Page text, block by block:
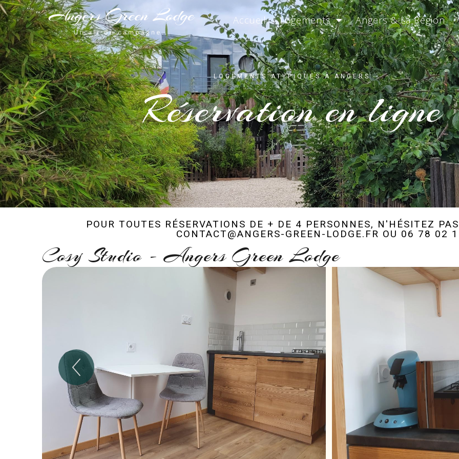
Accueil Logements Angers & La Région
LOGEMENTS ATYPIQUES À ANGERS
Réservation en ligne
POUR TOUTES RÉSERVATIONS DE + DE 4 PERSONNES, N'HÉSITEZ
CONTACT@ANGERS-GREEN-LODGE.FR OU 06 78 02
Cosy Studio - Angers Green Lodge